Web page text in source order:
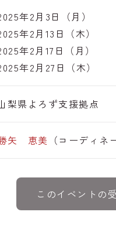
年2月3日（月）
年2月13日（木）
年2月17日（月）
年2月27日（木）
梨県よろず支援拠点
矢 恵美 （コーディネ
このイベントの